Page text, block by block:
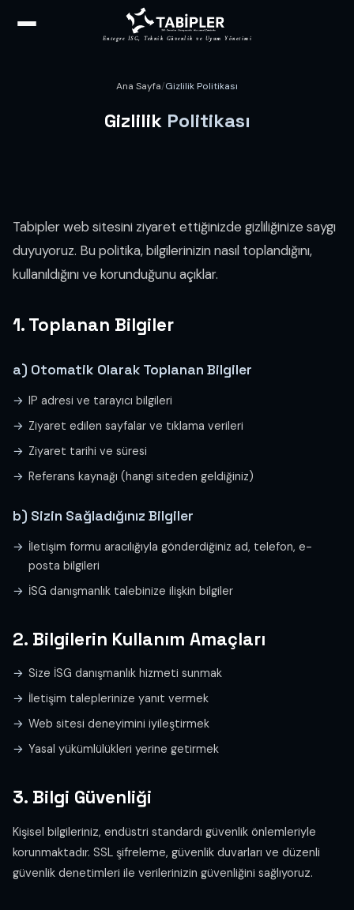
Entegre İSG, Teknik Güvenlik ve Uyum Yönetimi
Ana Sayfa/Gizlilik Politikası
Gizlilik Politikası
Tabipler web sitesini ziyaret ettiğinizde gizliliğinize saygı
duyuyoruz. Bu politika, bilgilerinizin nasıl toplandığını,
kullanıldığını ve korunduğunu açıklar.
1. Toplanan Bilgiler
a) Otomatik Olarak Toplanan Bilgiler
IP adresi ve tarayıcı bilgileri
Ziyaret edilen sayfalar ve tıklama verileri
Ziyaret tarihi ve süresi
Referans kaynağı (hangi siteden geldiğiniz)
b) Sizin Sağladığınız Bilgiler
İletişim formu aracılığıyla gönderdiğiniz ad, telefon, e-
posta bilgileri
İSG danışmanlık talebinize ilişkin bilgiler
2. Bilgilerin Kullanım Amaçları
Size İSG danışmanlık hizmeti sunmak
İletişim taleplerinize yanıt vermek
Web sitesi deneyimini iyileştirmek
Yasal yükümlülükleri yerine getirmek
3. Bilgi Güvenliği
Kişisel bilgileriniz, endüstri standardı güvenlik önlemleriyle
korunmaktadır. SSL şifreleme, güvenlik duvarları ve düzenli
güvenlik denetimleri ile verilerinizin güvenliğini sağlıyoruz.